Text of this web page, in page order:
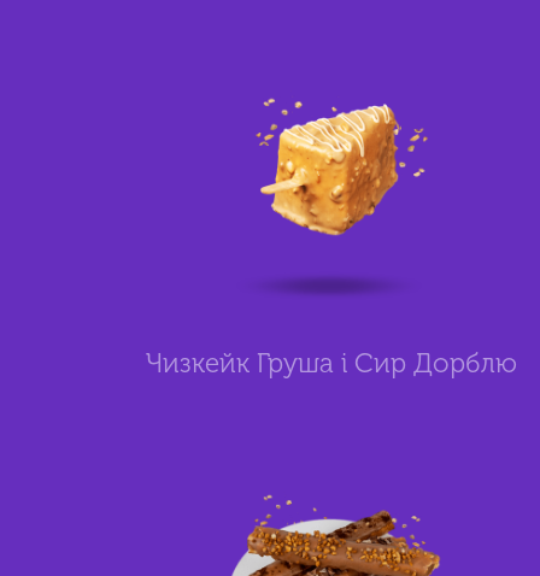
Чизкейк Груша і Сир Дорблю